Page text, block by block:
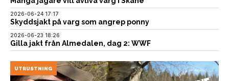
2026-06-24 17:17
Skyddsjakt på varg som angrep ponny
2026-06-23 18:26
Gilla jakt från Almedalen, dag 2: WWF
UTRUSTNING